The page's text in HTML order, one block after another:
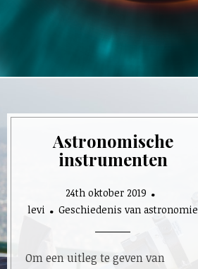
Astronomische
instrumenten
24th oktober 2019
levi
Geschiedenis van astronomie
Om een uitleg te geven van